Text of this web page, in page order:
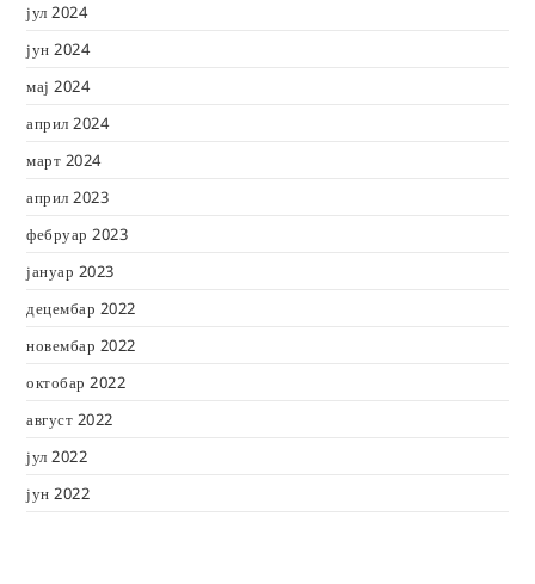
јул 2024
јун 2024
мај 2024
април 2024
март 2024
април 2023
фебруар 2023
јануар 2023
децембар 2022
новембар 2022
октобар 2022
август 2022
јул 2022
јун 2022